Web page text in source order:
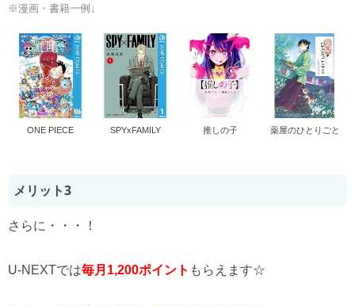
※漫画・書籍一例↓
ONE PIECE SPYxFAMILY 推しの子 薬屋のひとりごと
メリット3
さらに・・・！
U-NEXTでは毎月1,200ポイント もらえます☆